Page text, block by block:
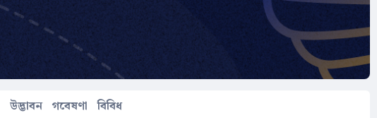
উদ্ভাবন গবেষণা বিবিধ